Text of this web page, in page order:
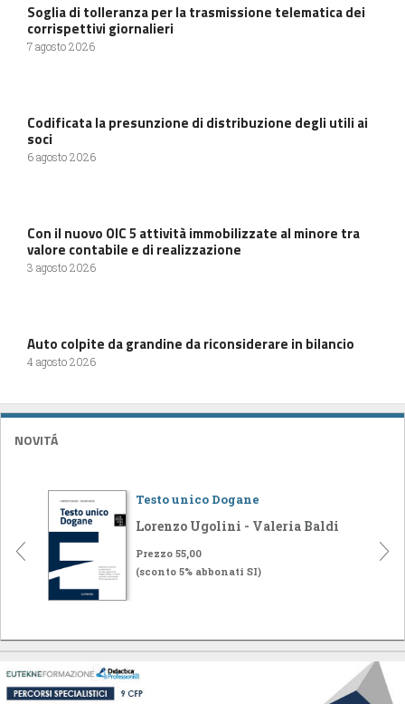
Soglia di tolleranza per la trasmissione telematica dei
corrispettivi giornalieri
7 agosto 2026
Codificata la presunzione di distribuzione degli utili ai
soci
6 agosto 2026
Con il nuovo OIC 5 attività immobilizzate al minore tra
valore contabile e di realizzazione
3 agosto 2026
Auto colpite da grandine da riconsiderare in bilancio
4 agosto 2026
NOVITÁ
Testo unico Dogane
Lorenzo Ugolini - Valeria Baldi
Prezzo 55,00
(sconto 5% abbonati SI)